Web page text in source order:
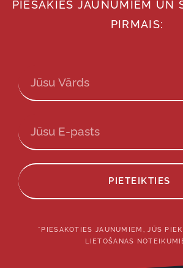
PIESAKIES JAUNUMIEM UN
PIRMAIS:
PIETEIKTIES
*PIESAKOTIES JAUNUMIEM, JŪS
LIETOŠANAS